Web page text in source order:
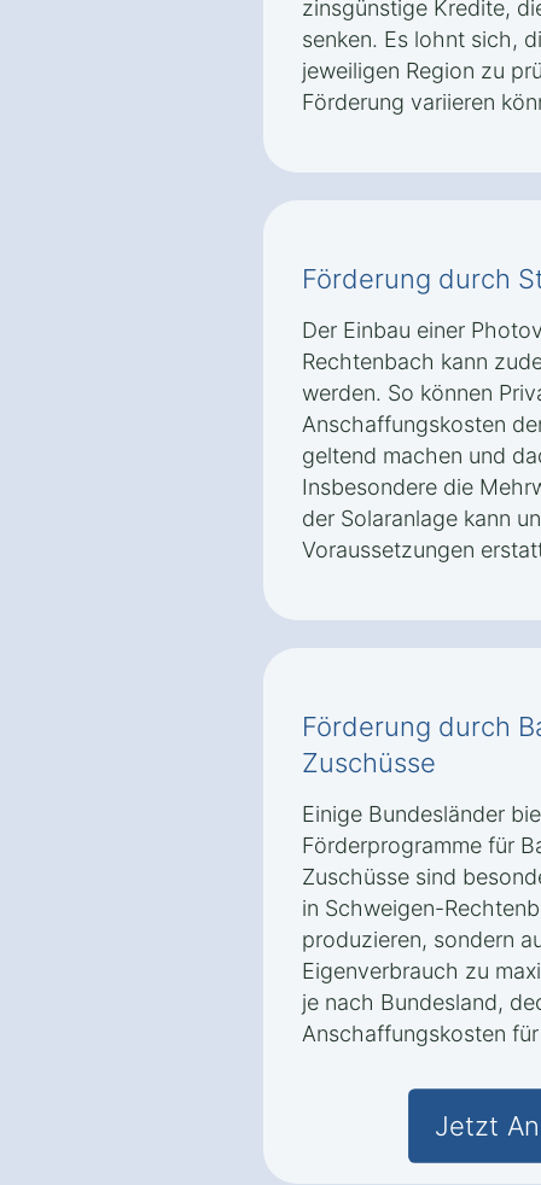
zinsgünstige Kredite,
senken. Es lohnt sich,
jeweiligen Region zu
Förderung variieren
Förderung durch
Der Einbau einer
Rechtenbach kann
werden. So können
Anschaffungskosten
geltend machen und
Insbesondere die
der Solaranlage kann
Voraussetzungen
Förderung durch
Zuschüsse
Einige Bundesländer
Förderprogramme für
Zuschüsse sind
in Schweigen-
produzieren, sondern
Eigenverbrauch zu
je nach Bundesland,
Anschaffungskosten
Jetzt